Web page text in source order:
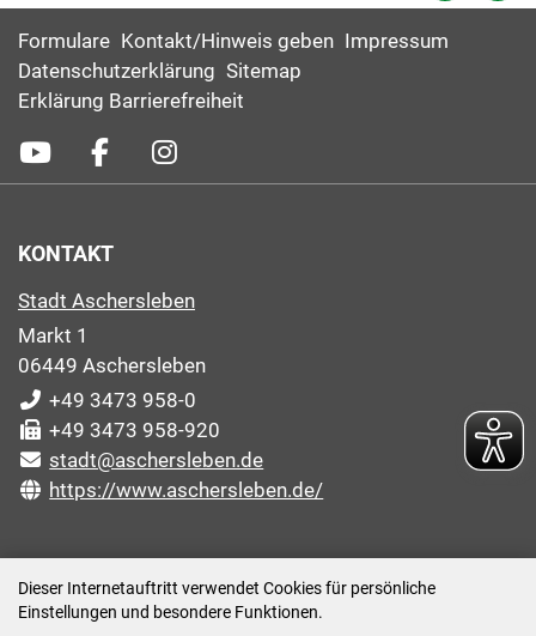
Dieser Internetauftritt verwendet Cookies für persönliche
Einstellungen und besondere Funktionen.
Formulare Kontakt/Hinweis geben Impressum
Datenschutzerklärung Sitemap
Erklärung Barrierefreiheit
KONTAKT
Stadt Aschersleben
Markt 1
06449 Aschersleben
+49 3473 958-0
+49 3473 958-920
stadt@aschersleben.de
https://www.aschersleben.de/
Montag: 09:00-12:00 /14:00-15:00 Uhr